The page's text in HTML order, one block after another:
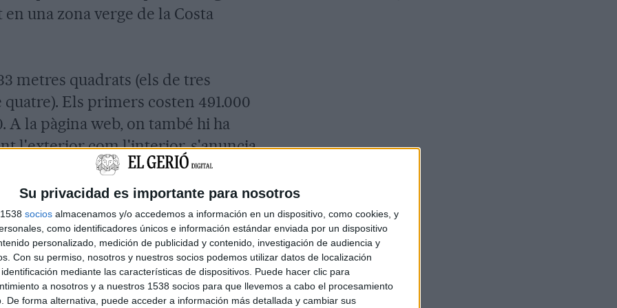
Su privacidad es importante para nosotros
socios almacenamos y/o accedemos a información en un dispositivo, como cookies, y
como identificadores únicos e información estándar enviada por un dispositivo
personalizado, medición de publicidad y contenido, investigación de audiencia y
Con su permiso, nosotros y nuestros socios podemos utilizar datos de localización
mediante las características de dispositivos. Puede hacer clic para
a nosotros y a nuestros 1538 socios para que llevemos a cabo el procesamiento
De forma alternativa, puede acceder a información más detallada y cambiar sus
una zona verge de la Costa
metres quadrats (els de tres
quatre). Els primers costen 491.000
A la pàgina web, on també hi ha
l'exterior com l'interior, s'anuncia
és que les cases es comencin
de l'any que ve, i que l'obra
De totes maneres, però, des
ja ha començat a fer els treballs
d'arbres i moviment de terres).